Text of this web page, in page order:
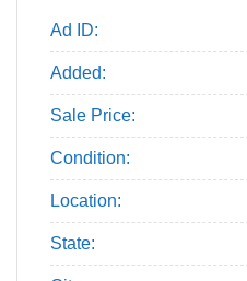
Ad ID:
Added:
Sale Price:
Condition:
Location:
State: